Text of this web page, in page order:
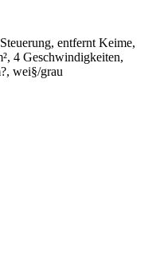
entfernt Keime,
4 Geschwindigkeiten,
wei§/grau